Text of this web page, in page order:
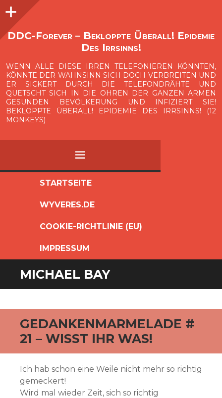
O
p
e
n
i
d
e
b
a
DDC-Forever – Bekloppte Überall! Epidemie
Des Irrsinns!
WENN ALLE DIESE IRREN TELEFONIEREN KÖNNTEN,
KÖNNTE DER WAHNSINN SICH DOCH VERBREITEN UND
ER SICKERT DURCH DIE TELEFONDRÄHTE UND
QUETSCHT SICH IN DIE OHREN DER GANZEN ARMEN
GESUNDEN BEVÖLKERUNG UND INFIZIERT SIE!
BEKLOPPTE ÜBERALL! EPIDEMIE DES IRRSINNS! (12
MONKEYS)
MENÜ
SPRINGEN
STARTSEITE
WYVERES.DE
COOKIE-RICHTLINIE (EU)
IMPRESSUM
Seitenleiste
MICHAEL BAY
GEDANKENMARMELADE #
21 – WISST IHR WAS!
Ich hab schon eine Weile nicht mehr so richtig
gemeckert!
Wird mal wieder Zeit, sich so richtig